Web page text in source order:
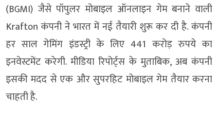
(BGMI) जैसे पॉपुलर मोबाइल ऑनलाइन गेम बनाने वाली
Krafton कंपनी ने भारत में नई तैयारी शुरू कर दी है. कंपनी
हर साल गेमिंग इंडस्ट्री के लिए 441 करोड़ रुपये का
इनवेस्टमेंट करेगी. मीडिया रिपोर्ट्स के मुताबिक, अब कंपनी
इसकी मदद से एक और सुपरहिट मोबाइल गेम तैयार करना
चाहती है.